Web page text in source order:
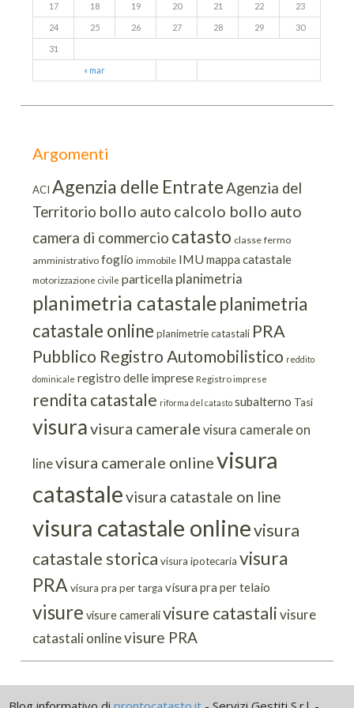
« mar
17 18 19 20 21 22 23
24 25 26 27 28 29 30
31
Argomenti
ACI Agenzia delle EntrateAgenzia del
Territorio bollo auto calcolo bollo auto
camera di commercio catasto classe fermo
amministrativo foglio immobile IMUmappa catastale
motorizzazione civile particella planimetria
planimetria catastaleplanimetria
catastale online planimetrie catastali PRA
Pubblico Registro Automobilistico reddito
dominicale registro delle imprese Registro imprese
rendita catastale riforma del catasto subalterno Tasi
visuravisura camerale visura camerale on
linevisura camerale onlinevisura
catastalevisura catastale on line
visura catastale onlinevisura
catastale storica visura ipotecaria visura
PRA visura pra per targa visura pra per telaio
visure visure cameralivisure catastali visure
catastali onlinevisure PRA